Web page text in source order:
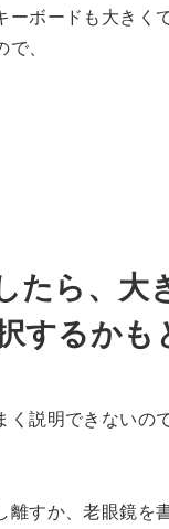
ーボードも大きく
、
たら、大
するかも
く説明できないの
離すか、老眼鏡を